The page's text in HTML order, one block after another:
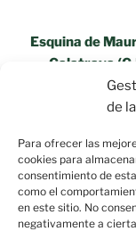
de
Para ofrecer las
cookies para
consentimiento de
como el
en este sitio. No
negativamente a
Esquina de
Calatrava
«Aviso Legal»